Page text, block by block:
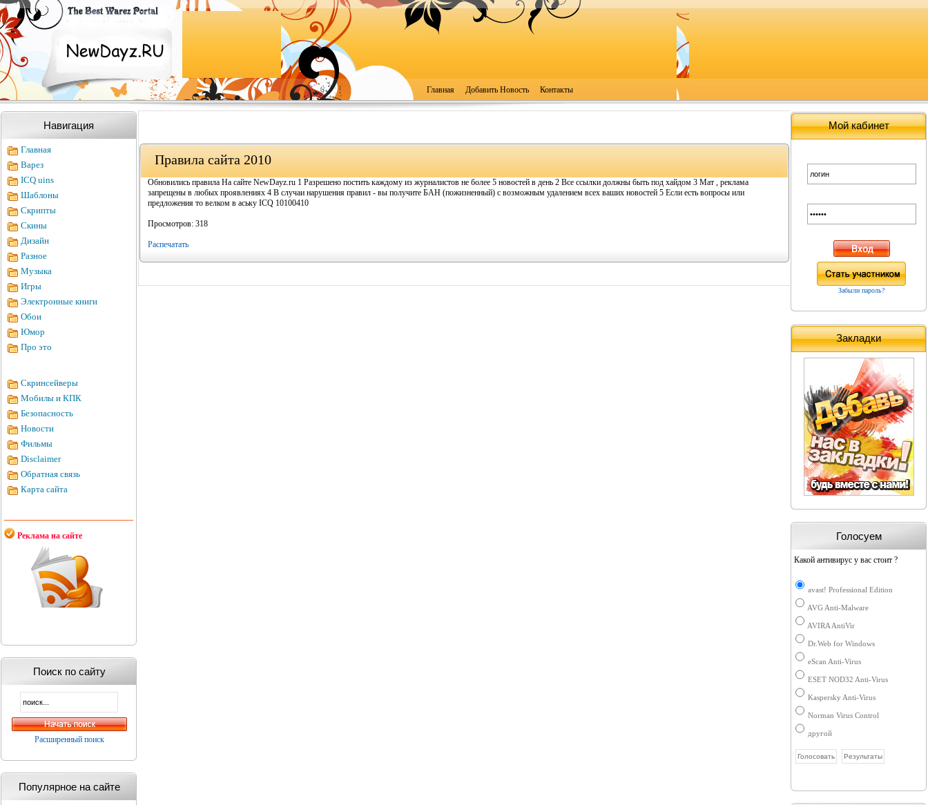
Главная Добавить Новость Контакты
Навигация
Главная
Варез
ICQ uins
Шаблоны
Скрипты
Скины
Дизайн
Разное
Музыка
Игры
Электронные книги
Обои
Юмор
Про это
Скринсейверы
Мобилы и КПК
Безопасность
Новости
Фильмы
Disclaimer
Обратная связь
Карта сайта
Реклама на сайте
Поиск по сайту
Расширенный поиск
Популярное на сайте
Правила сайта 2010
Обновились правила На сайте NewDayz.ru 1 Разрешено постить каждому из журналистов не более 5 новостей в день 2 Все ссылки должны быть под хайдом 3 Мат , реклама
запрещены в любых проявлениях 4 В случаи нарушения правил - вы получите БАН (пожизненный) с возможным удалением всех ваших новостей 5 Если есть вопросы или
предложения то велком в аську ICQ 10100410
Просмотров: 318
Распечатать
Мой кабинет
Забыли пароль?
Закладки
Голосуем
Какой антивирус у вас стоит ?
avast! Professional Edition
AVG Anti-Malware
AVIRA AntiVir
Dr.Web for Windows
eScan Anti-Virus
ESET NOD32 Anti-Virus
Kaspersky Anti-Virus
Norman Virus Control
другой